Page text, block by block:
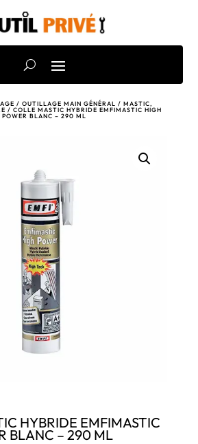
/ OUTILLAGE MAIN GÉNÉRAL / MASTIC,
/ COLLE MASTIC HYBRIDE EMFIMASTIC HIGH
POWER BLANC – 290 ML
HYBRIDE EMFIMASTIC
BLANC – 290 ML